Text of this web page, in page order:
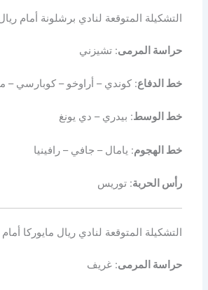
التشكيلة المتوقعة لنادي برشلونة أمام
حراسة المرمى: تشيزني
خط الدفاع: كوندي – أراوخو – كوبارسي –
خط الوسط: بيدري – دي يونغ
خط الهجوم: يامال – جافي – رافينيا
رأس الحربة: توريس
التشكيلة المتوقعة لنادي ريال مايوركا
حراسة المرمى: غريف